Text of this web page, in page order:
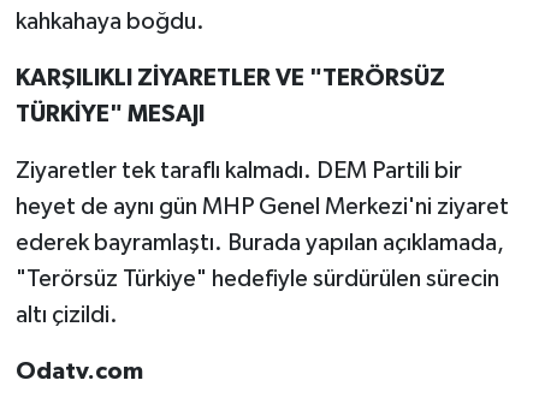
kahkahaya boğdu.
KARŞILIKLI ZİYARETLER VE "TERÖRSÜZ
TÜRKİYE" MESAJI
Ziyaretler tek taraflı kalmadı. DEM Partili bir
heyet de aynı gün MHP Genel Merkezi'ni ziyaret
ederek bayramlaştı. Burada yapılan açıklamada,
"Terörsüz Türkiye" hedefiyle sürdürülen sürecin
altı çizildi.
Odatv.com